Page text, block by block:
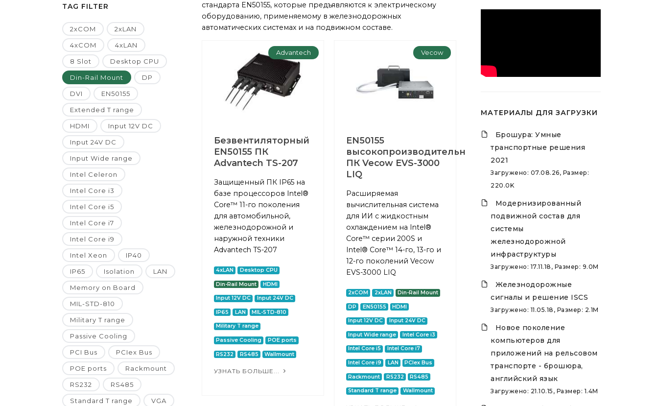
TAG FILTER
2xCOM 2xLAN
4xCOM 4xLAN
8 Slot Desktop CPU
Din-Rail Mount DP
DVI EN50155
Extended T range
HDMI Input 12V DC
Input 24V DC
Input Wide range
Intel Celeron
Intel Core i3
Intel Core i5
Intel Core i7
Intel Core i9
Intel Xeon IP40
IP65 Isolation LAN
Memory on Board
MIL-STD-810
Military T range
Passive Cooling
PCI Bus PCIex Bus
POE ports Rackmount
RS232 RS485
Standard T range VGA
стандарта EN50155, которые предъявляются к электрическому
оборудованию, применяемому в железнодорожных
автоматических системах и на подвижном составе.
Advantech
Безвентиляторный
EN50155 ПК
Advantech TS-207
Защищенный ПК IP65 на
базе процессоров Intel®
Core™ 11-го поколения
для автомобильной,
железнодорожной и
наружной техники
Advantech TS-207
4xLAN Desktop CPU
Din-Rail Mount HDMI
Input 12V DC Input 24V DC
IP65 LAN MIL-STD-810
Military T range
Passive Cooling POE ports
RS232 RS485 Wallmount
УЗНАТЬ БОЛЬШЕ...
Vecow
EN50155
высокопроизводительный
ПК Vecow EVS-3000
LIQ
Расширяемая
вычислительная система
для ИИ с жидкостным
охлаждением на Intel®
Core™ серии 200S и
Intel® Core™ 14-го, 13-го и
12-го поколений Vecow
EVS-3000 LIQ
2xCOM 2xLAN Din-Rail Mount
DP EN50155 HDMI
Input 12V DC Input 24V DC
Input Wide range Intel Core i3
Intel Core i5 Intel Core i7
Intel Core i9 LAN PCIex Bus
Rackmount RS232 RS485
Standard T range Wallmount
МАТЕРИАЛЫ ДЛЯ ЗАГРУЗКИ
Брошура: Умные
транспортные решения
2021
Загружено: 07.08.26, Размер:
220.0K
Модернизированный
подвижной состав для
системы
железнодорожной
инфраструктуры
Загружено: 17.11.18, Размер: 9.0M
Железнодорожные
сигналы и решение ISCS
Загружено: 11.05.18, Размер: 2.1M
Новое поколение
компьютеров для
приложений на рельсовом
транспорте - брошюра,
английский язык
Загружено: 21.10.15, Размер: 1.4M